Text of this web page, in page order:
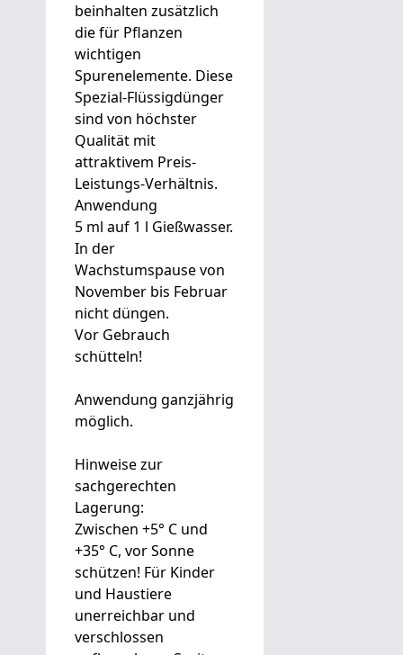
beinhalten zusätzlich
die für Pflanzen
wichtigen
Spurenelemente. Diese
Spezial-Flüssigdünger
sind von höchster
Qualität mit
attraktivem Preis-
Leistungs-Verhältnis.
Anwendung
5 ml auf 1 l Gießwasser.
In der
Wachstumspause von
November bis Februar
nicht düngen.
Vor Gebrauch
schütteln!
Anwendung ganzjährig
möglich.
Hinweise zur
sachgerechten
Lagerung:
Zwischen +5° C und
+35° C, vor Sonne
schützen! Für Kinder
und Haustiere
unerreichbar und
verschlossen